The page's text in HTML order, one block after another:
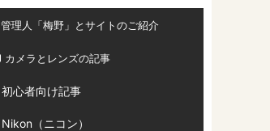
管理人「梅野」とサイトのご紹介
カメラとレンズの記事
初心者向け記事
Nikon（ニコン）